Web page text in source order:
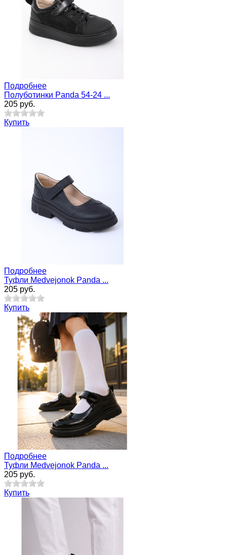
Подробнее
Полуботинки Panda 54-24 ...
205 руб.
Купить
Подробнее
Туфли Medvejonok Panda ...
205 руб.
Купить
Подробнее
Туфли Medvejonok Panda ...
205 руб.
Купить